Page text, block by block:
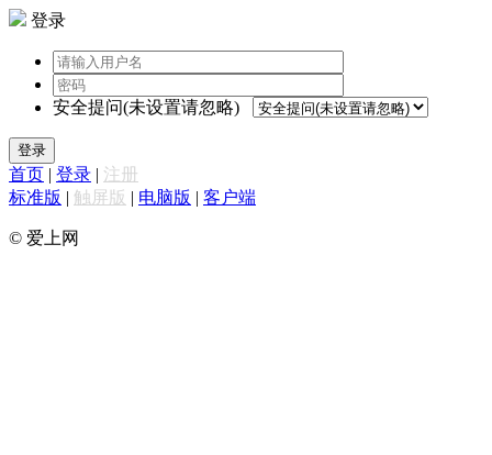
登录
安全提问(未设置请忽略)
登录
首页 | 登录 | 注册
标准版 | 触屏版 | 电脑版 | 客户端
© 爱上网